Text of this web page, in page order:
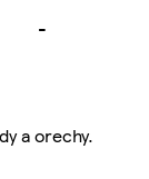
-
a orechy.